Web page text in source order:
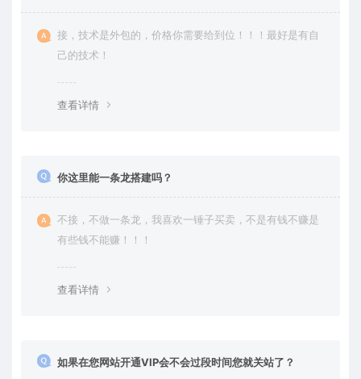
接，技术是外包的，价格你需要给到位！！！最好是有自
己的技术！
查看详情
你这里能一条龙搭建吗？
不接，不做一条龙，我喜欢一锤子买卖，不是有钱不赚是
有些钱不能赚！！！
查看详情
如果在您网站开通VIP会不会过段时间您就关站了？